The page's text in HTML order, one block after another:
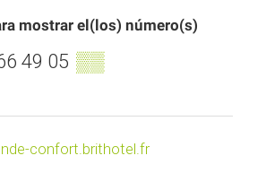
mostrar el(los) número(s)
49 05 ▒▒
confort.brithotel.fr